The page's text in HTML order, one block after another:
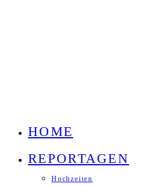
HOME
REPORTAGEN
Hochzeiten